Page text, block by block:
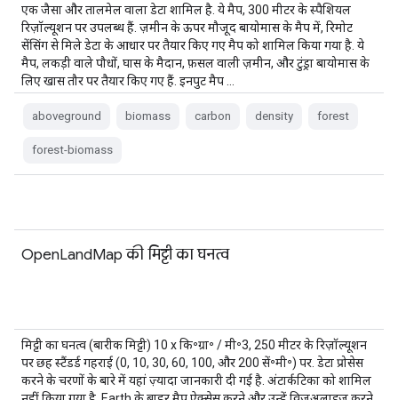
एक जैसा और तालमेल वाला डेटा शामिल है. ये मैप, 300 मीटर के स्पैशियल
रिज़ॉल्यूशन पर उपलब्ध हैं. ज़मीन के ऊपर मौजूद बायोमास के मैप में, रिमोट
सेंसिंग से मिले डेटा के आधार पर तैयार किए गए मैप को शामिल किया गया है. ये
मैप, लकड़ी वाले पौधों, घास के मैदान, फ़सल वाली ज़मीन, और टुंड्रा बायोमास के
लिए खास तौर पर तैयार किए गए हैं. इनपुट मैप …
aboveground biomass carbon density forest
forest-biomass
OpenLandMap की मिट्टी का घनत्व
मिट्टी का घनत्व (बारीक मिट्टी) 10 x कि॰ग्रा॰ / मी॰3, 250 मीटर के रिज़ॉल्यूशन
पर छह स्टैंडर्ड गहराई (0, 10, 30, 60, 100, और 200 सें॰मी॰) पर. डेटा प्रोसेस
करने के चरणों के बारे में यहां ज़्यादा जानकारी दी गई है. अंटार्कटिका को शामिल